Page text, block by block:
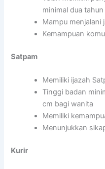
minimal dua tahun
Mampu menjalani
Kemampuan
Satpam
Memiliki ijazah
Tinggi badan
cm bagi wanita
Memiliki
Menunjukkan
Kurir